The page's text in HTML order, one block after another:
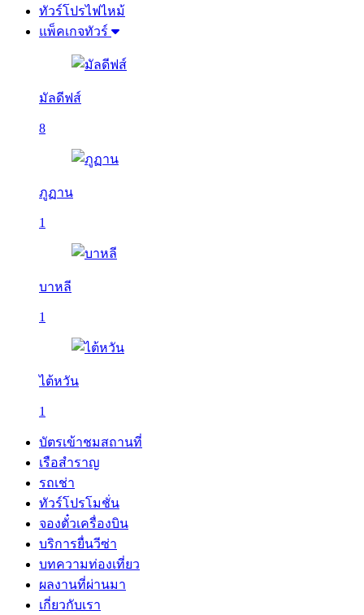
ทัวร์โปรไฟไหม้
แพ็คเกจทัวร์
มัลดีฟส์
8
ภูฏาน
1
บาหลี
1
ไต้หวัน
1
บัตรเข้าชมสถานที่
เรือสำราญ
รถเช่า
ทัวร์โปรโมชั่น
จองตั๋วเครื่องบิน
บริการยื่นวีซ่า
บทความท่องเที่ยว
ผลงานที่ผ่านมา
เกี่ยวกับเรา